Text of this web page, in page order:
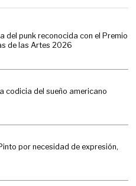
del punk reconocida con el Premio
de las Artes 2026
codicia del sueño americano
por necesidad de expresión,